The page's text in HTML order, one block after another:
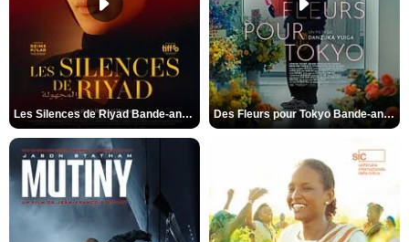
Les Silences de Riyad Bande-annonce VO STFR Des Fleurs pour Tokyo Bande-annonce VO STFR